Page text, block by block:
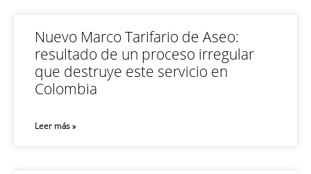
Nuevo Marco Tarifario de Aseo:
resultado de un proceso irregular
que destruye este servicio en
Colombia
Leer más »